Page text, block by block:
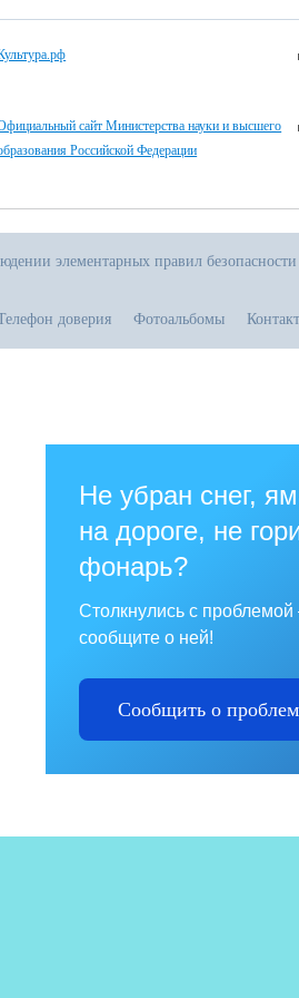
сайт Министерства науки и высшего
Российской Федерации
элементарных правил
доверия Фотоальбомы
Не убран снег,
на дороге, не
фонарь?
Столкнулись с
сообщите о ней!
Сообщить о